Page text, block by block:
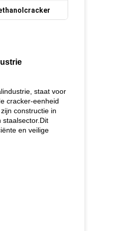
staat voor
cracker-eenheid
constructie in
staalsector.Dit
en veilige